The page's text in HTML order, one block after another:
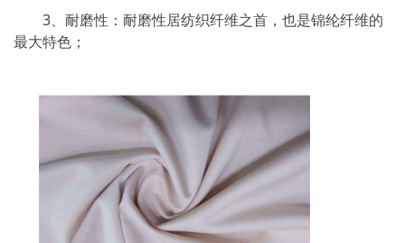
3、耐磨性：耐磨性居纺织纤维之首，也是锦纶纤维的
最大特色；